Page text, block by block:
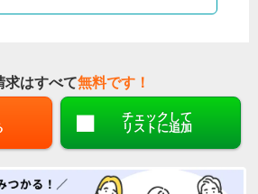
求はすべて無料です！
チェックして
リストに追加